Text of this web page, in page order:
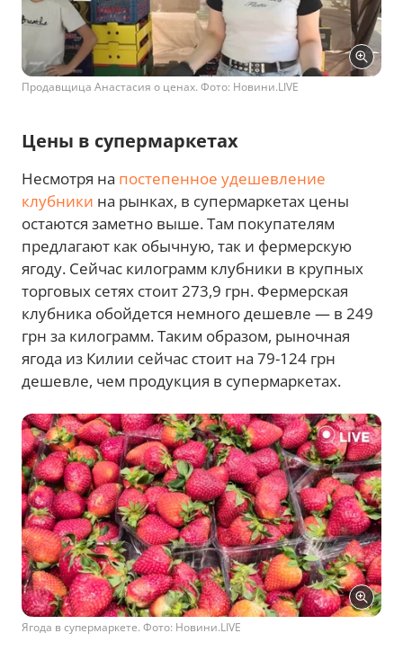
Продавщица Анастасия о ценах. Фото: Новини.LIVЕ
Цены в супермаркетах
Несмотря на постепенное удешевление
клубники на рынках, в супермаркетах цены
остаются заметно выше. Там покупателям
предлагают как обычную, так и фермерскую
ягоду. Сейчас килограмм клубники в крупных
торговых сетях стоит 273,9 грн. Фермерская
клубника обойдется немного дешевле — в 249
грн за килограмм. Таким образом, рыночная
ягода из Килии сейчас стоит на 79-124 грн
дешевле, чем продукция в супермаркетах.
Ягода в супермаркете. Фото: Новини.LIVЕ